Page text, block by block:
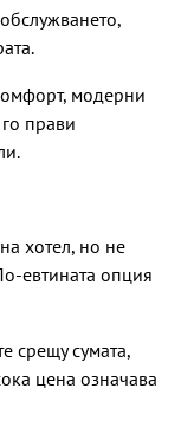
модерни
прави
хотел, но не
евтината опция
срещу сумата,
цена означава